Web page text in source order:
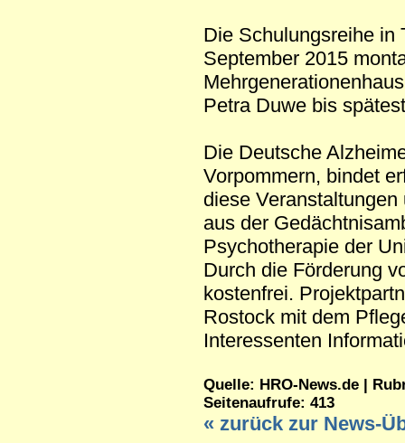
Die Schulungsreihe in
September 2015
Petra Duwe bis
Die Deutsche
Vorpommern, bindet
diese
aus der
Psychotherapie der
Durch die Förderung
kostenfrei.
Rostock mit dem
Interessenten
Quelle: HRO-News.de |
Seitenaufrufe: 413
« zurück zur News-